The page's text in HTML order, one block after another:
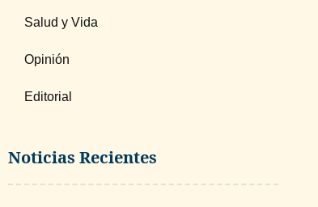
Salud y Vida
Opinión
Editorial
Noticias Recientes